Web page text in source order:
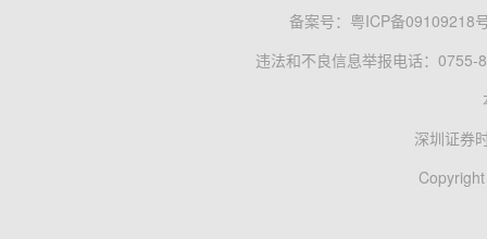
备案号： 粤ICP备09109218
违法和不良信息举报电话：0755-
深圳证券